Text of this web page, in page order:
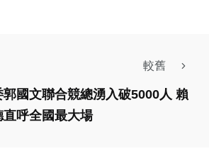
較舊
郭國文聯合競總湧入破5000人 賴
直呼全國最大場